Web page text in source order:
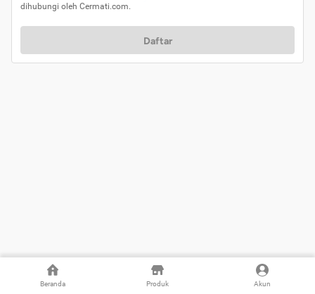
Beranda Produk Akun
dihubungi oleh Cermati.com.
Daftar